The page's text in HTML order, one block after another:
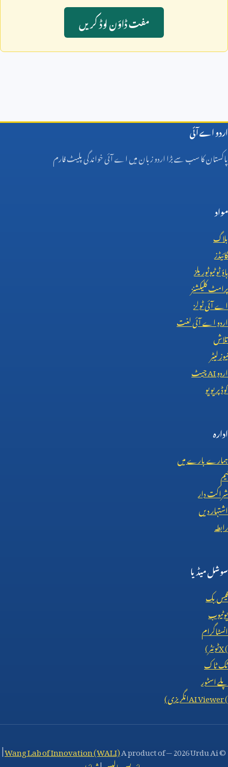
مفت ڈاؤن لوڈ کريں
اردو اے آئی
پاکستان کا سب سے بڑا اردو زبان میں اے آئی خواندگی پلیٹ فارم
مواد
بلاگ
گائیڈز
ہاؤ ٹو ٹیوٹوریلز
پرامٹ کلیکشنز
اے آئی ٹولز
اردو اے آئی لغت
تلاش
نیوز لیٹر
اردوAIچیٹ
کوڈ پریویو
ادارہ
ہمارے بارے میں
ٹیم
شراکت دار
اشتہار دیں
رابطہ
سوشل میڈیا
فیس بک
یوٹیوب
انسٹاگرام
X (ٹوئٹر)
ٹک ٹاک
پلے اسٹور
AI Viewer (انگریزی)
©
2026 Urdu Ai
—
A product of
Wang Lab of Innovation (WALI)
|